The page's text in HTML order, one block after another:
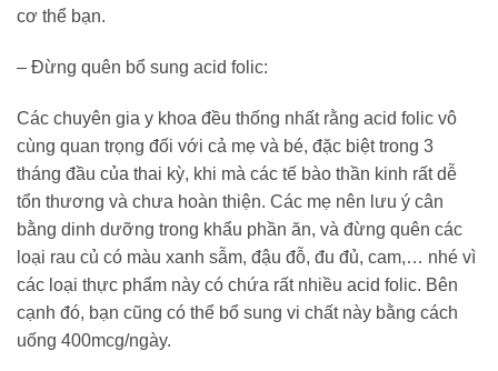
cơ thể bạn.
– Đừng quên bổ sung acid folic:
Các chuyên gia y khoa đều thống nhất rằng acid folic vô
cùng quan trọng đối với cả mẹ và bé, đặc biệt trong 3
tháng đầu của thai kỳ, khi mà các tế bào thần kinh rất dễ
tổn thương và chưa hoàn thiện. Các mẹ nên lưu ý cân
bằng dinh dưỡng trong khẩu phần ăn, và đừng quên các
loại rau củ có màu xanh sẫm, đậu đỗ, đu đủ, cam,… nhé vì
các loại thực phẩm này có chứa rất nhiều acid folic. Bên
cạnh đó, bạn cũng có thể bổ sung vi chất này bằng cách
uống 400mcg/ngày.